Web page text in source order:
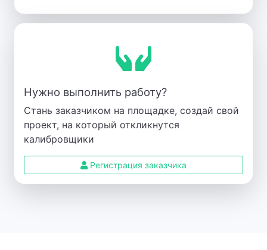
Нужно выполнить работу?
Стань заказчиком на площадке, создай свой
проект, на который откликнутся
калибровщики
Регистрация заказчика